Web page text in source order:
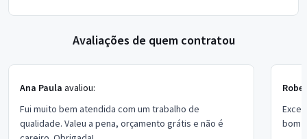
Avaliações de quem contratou
Ana Paula avaliou:
Fui muito bem atendida com um trabalho de
qualidade. Valeu a pena, orçamento grátis e não é
bom